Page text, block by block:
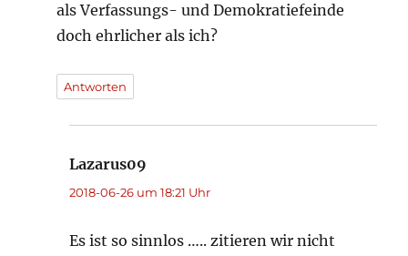
als Verfassungs- und Demokratiefeinde
doch ehrlicher als ich?
Antworten
Lazarus09
2018-06-26 um 18:21 Uhr
Es ist so sinnlos ….. zitieren wir nicht